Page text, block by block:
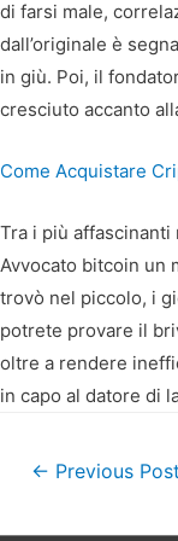
di farsi male,
dall’originale è
in giù. Poi, il
cresciuto accanto
Come Acquistare
Tra i più
Avvocato bitcoin un
trovò nel piccolo, i
potrete provare il
oltre a rendere
in capo al datore di
Post
← Previous Post